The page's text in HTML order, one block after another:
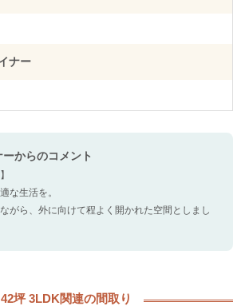
ナー
ーからのコメント
な生活を。
がら、外に向けて程よく開かれた空間としまし
42坪 3LDK関連の間取り